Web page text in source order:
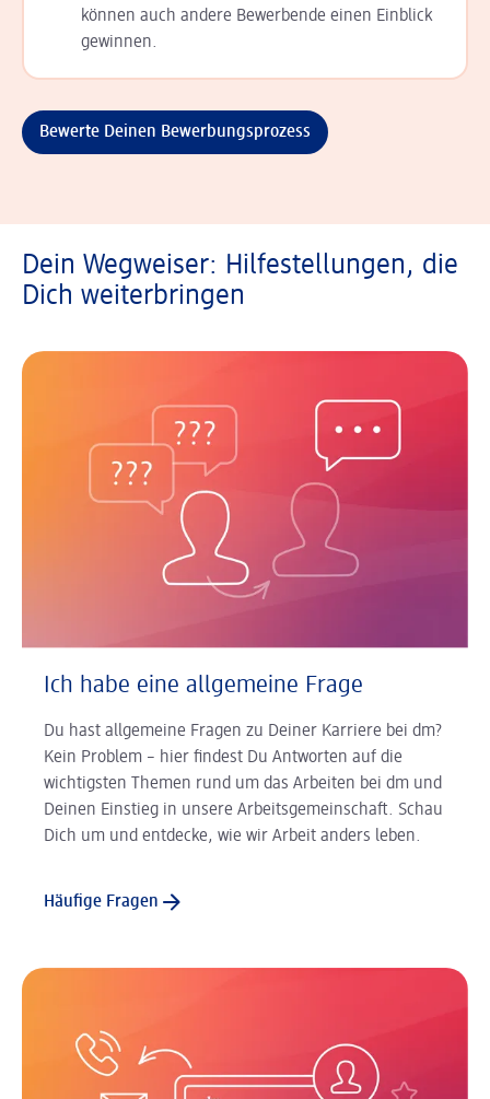
können auch andere Bewerbende einen Einblick
gewinnen.
Bewerte Deinen Bewerbungsprozess
Dein Wegweiser: Hilfestellungen, die
Dich weiterbringen
Ich habe eine allgemeine Frage
Du hast allgemeine Fragen zu Deiner Karriere bei dm?
Kein Problem – hier findest Du Antworten auf die
wichtigsten Themen rund um das Arbeiten bei dm und
Deinen Einstieg in unsere Arbeitsgemeinschaft. Schau
Dich um und entdecke, wie wir Arbeit anders leben.
Häufige Fragen